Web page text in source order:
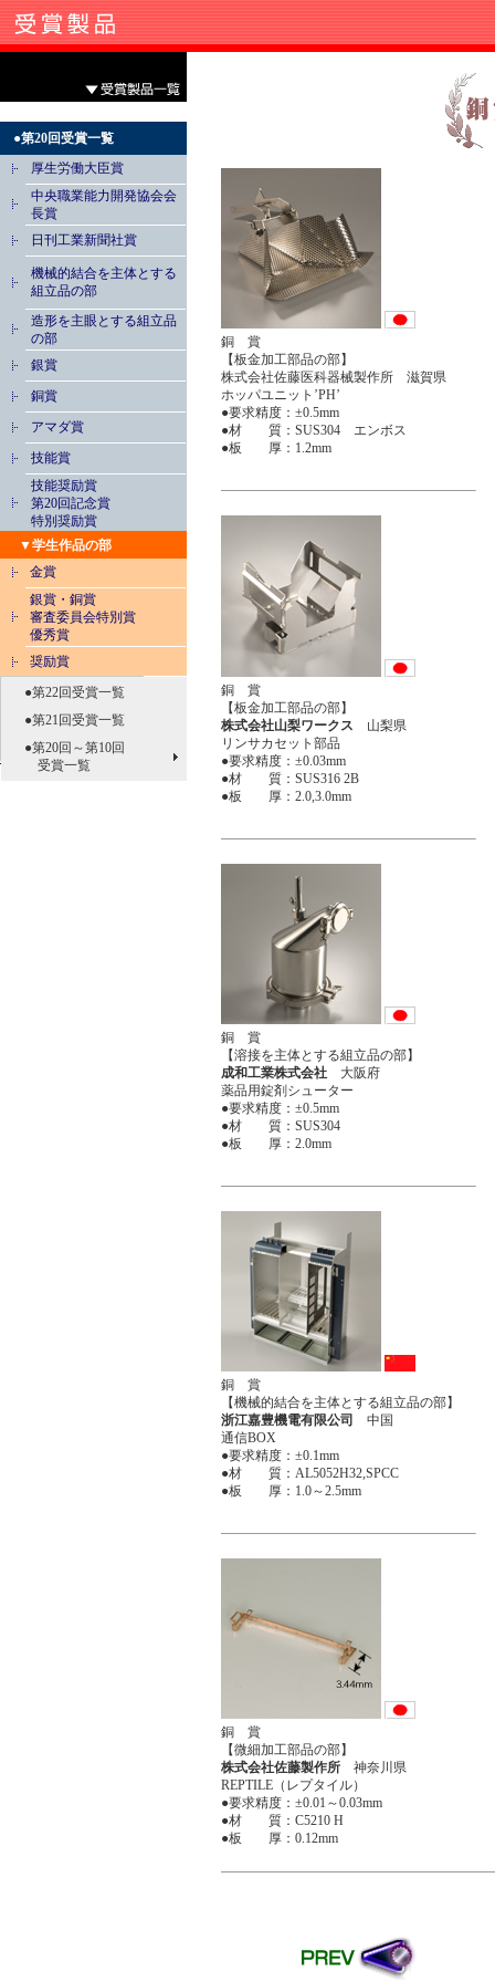
●第20回受賞一覧
厚生労働大臣賞
中央職業能力開発協会会
長賞
日刊工業新聞社賞
機械的結合を主体とする
組立品の部
造形を主眼とする組立品
の部
銀賞
銅賞
アマダ賞
技能賞
技能奨励賞
第20回記念賞
特別奨励賞
▼学生作品の部
金賞
銀賞・銅賞
審査委員会特別賞
優秀賞
奨励賞
●第22回受賞一覧
●第21回受賞一覧
●第20回～第10回
受賞一覧
銅 賞
【板金加工部品の部】
株式会社佐藤医科器械製作所 滋賀県
ホッパユニット’PH’
●要求精度：±0.5mm
●材 質：SUS304 エンボス
●板 厚：1.2mm
銅 賞
【板金加工部品の部】
株式会社山梨ワークス 山梨県
リンサカセット部品
●要求精度：±0.03mm
●材 質：SUS316 2B
●板 厚：2.0,3.0mm
銅 賞
【溶接を主体とする組立品の部】
成和工業株式会社 大阪府
薬品用錠剤シューター
●要求精度：±0.5mm
●材 質：SUS304
●板 厚：2.0mm
銅 賞
【機械的結合を主体とする組立品の部】
浙江嘉豊機電有限公司
中国
通信BOX
●要求精度：±0.1mm
●材 質：AL5052H32,SPCC
●板 厚：1.0～2.5mm
銅 賞
【微細加工部品の部】
株式会社佐藤製作所 神奈川県
REPTILE（レプタイル）
●要求精度：±0.01～0.03mm
●材 質：C5210 H
●板 厚：0.12mm